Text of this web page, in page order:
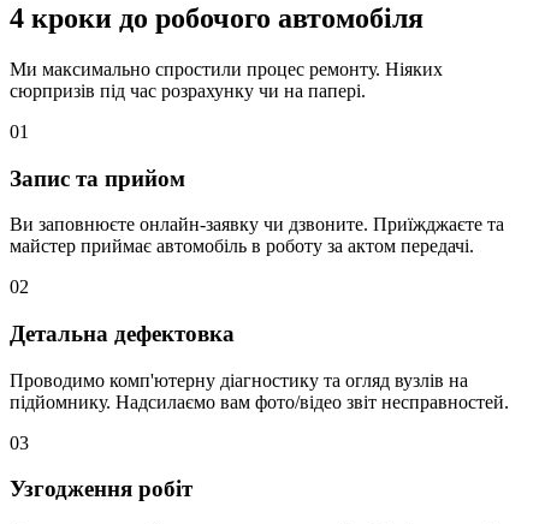
4 кроки до робочого автомобіля
Ми максимально спростили процес ремонту. Ніяких
сюрпризів під час розрахунку чи на папері.
01
Запис та прийом
Ви заповнюєте онлайн-заявку чи дзвоните. Приїжджаєте та
майстер приймає автомобіль в роботу за актом передачі.
02
Детальна дефектовка
Проводимо комп'ютерну діагностику та огляд вузлів на
підйомнику. Надсилаємо вам фото/відео звіт несправностей.
03
Узгодження робіт